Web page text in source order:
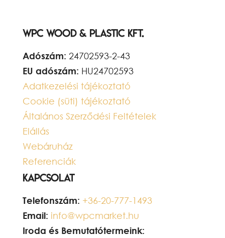
WPC Wood & Plastic Kft.
Adószám: 24702593-2-43
EU adószám: HU24702593
Adatkezelési tájékoztató
Cookie (süti) tájékoztató
Általános Szerződési Feltételek
Elállás
Webáruház
Referenciák
Kapcsolat
Telefonszám: +36-20-777-1493
Email: info@wpcmarket.hu
Iroda és Bemutatótermeink: